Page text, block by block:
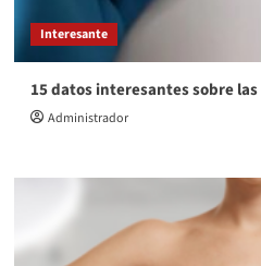
Interesante
15 datos interesantes sobre
Administrador